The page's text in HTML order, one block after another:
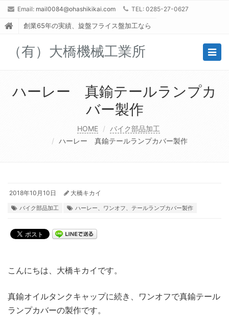
Email: mail0084@ohashikikai.com TEL: 0285-27-0627
創業65年の実績、旋盤フライス盤加工なら
（有）大橋機械工業所
ハーレー 真鍮テールランプカ
バー製作
HOME
バイク部品加工
ハーレー 真鍮テールランプカバー製作
2018年10月10日 大橋キカイ
バイク部品加工 ハーレー、ワンオフ、テールランプカバー製作
こんにちは、大橋キカイです。
真鍮オイルタンクキャップに続き、ワンオフで真鍮テール
ランプカバーの製作です。